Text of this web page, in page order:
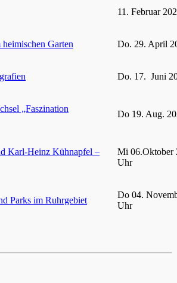
11. Februar
Garten Do. 29. April
Do. 17. Juni
„Faszination
Do 19. Aug.
Karl-Heinz Kühnapfel –
Mi 06.Oktober
Uhr
Parks im Ruhrgebiet
Do 04.
Uhr